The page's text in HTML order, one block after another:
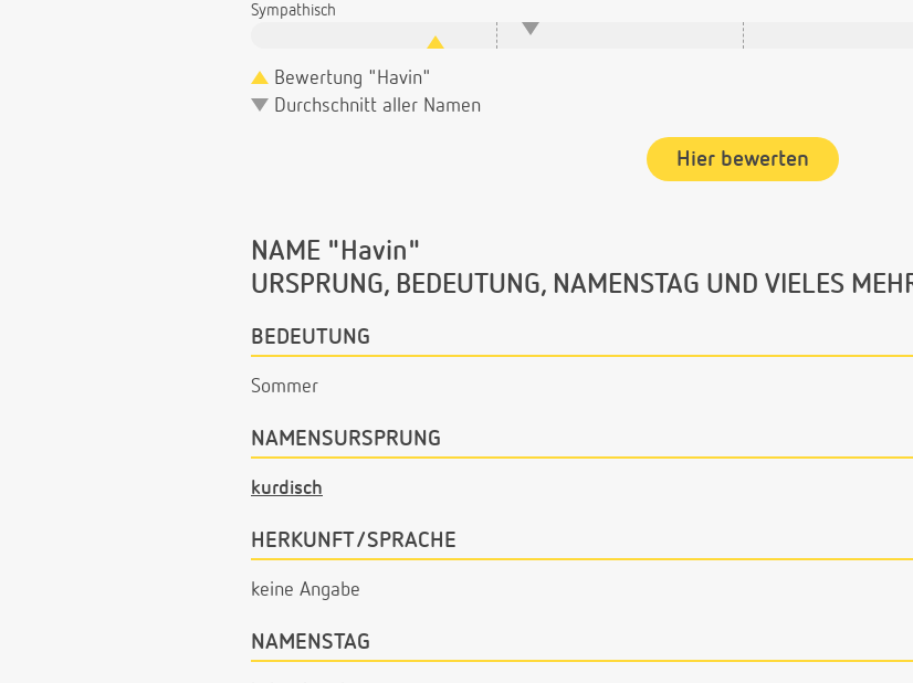
Sympathisch
Bewertung "Havin"
Durchschnitt aller Namen
Hier bewerten
NAME "Havin"
URSPRUNG, BEDEUTUNG, NAMENSTAG UND VIELES
BEDEUTUNG
Sommer
NAMENSURSPRUNG
kurdisch
HERKUNFT/SPRACHE
keine Angabe
NAMENSTAG